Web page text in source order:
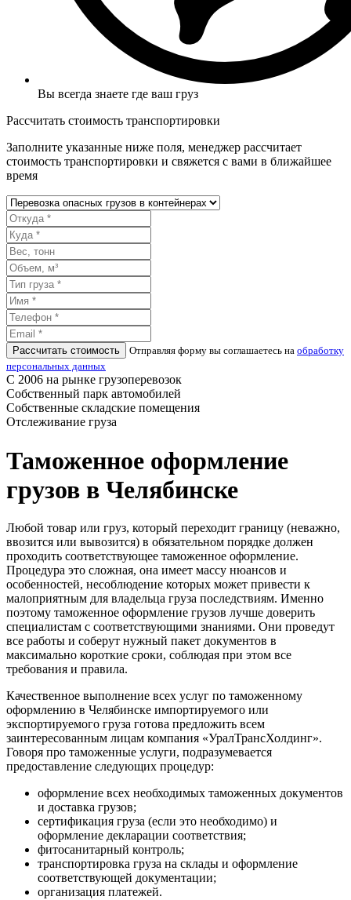
Вы всегда знаете где ваш груз
Рассчитать стоимость транспортировки
Заполните указанные ниже поля, менеджер рассчитает
стоимость транспортировки и свяжется с вами в ближайшее
время
Рассчитать стоимость Отправляя форму вы соглашаетесь на обработку
персональных данных
С 2006 на рынке грузоперевозок
Собственный парк автомобилей
Собственные складские помещения
Отслеживание груза
Таможенное оформление
грузов в Челябинске
Любой товар или груз, который переходит границу (неважно,
ввозится или вывозится) в обязательном порядке должен
проходить соответствующее таможенное оформление.
Процедура это сложная, она имеет массу нюансов и
особенностей, несоблюдение которых может привести к
малоприятным для владельца груза последствиям. Именно
поэтому таможенное оформление грузов лучше доверить
специалистам с соответствующими знаниями. Они проведут
все работы и соберут нужный пакет документов в
максимально короткие сроки, соблюдая при этом все
требования и правила.
Качественное выполнение всех услуг по таможенному
оформлению в Челябинске импортируемого или
экспортируемого груза готова предложить всем
заинтересованным лицам компания «УралТрансХолдинг».
Говоря про таможенные услуги, подразумевается
предоставление следующих процедур:
оформление всех необходимых таможенных документов
и доставка грузов;
сертификация груза (если это необходимо) и
оформление декларации соответствия;
фитосанитарный контроль;
транспортировка груза на склады и оформление
соответствующей документации;
организация платежей.